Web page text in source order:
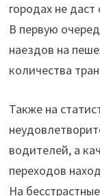
городах не
В первую
наездов на
количества
Также на
водителей, а
переходов
На